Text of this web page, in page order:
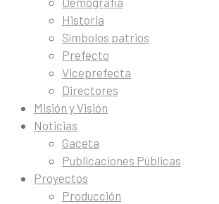
Historia
Símbolos patrios
Prefecto
Viceprefecta
Directores
Misión y Visión
Noticias
Gaceta
Publicaciones Públicas
Proyectos
Producción